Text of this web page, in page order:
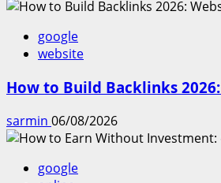
google
website
How to Build Backlinks 2026:
sarmin 06/08/2026
google